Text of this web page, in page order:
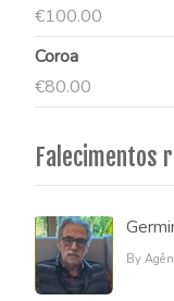
€100.00
Coroa
€80.00
Falecimentos
By